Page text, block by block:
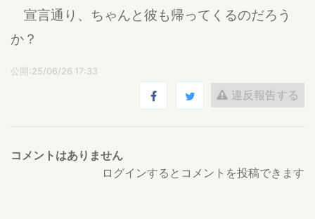
宣言通り、ちゃんと彼も帰ってくるのだろう
か？
公開:25/06/26 17:33
違反報告する
コメントはありません
ログインするとコメントを投稿できます